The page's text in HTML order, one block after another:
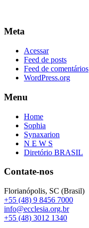
Meta
Acessar
Feed de posts
Feed de comentários
WordPress.org
Menu
Home
Sophia
Synaxarion
N E W S
Diretório BRASIL
Contate-nos
Florianópolis, SC (Brasil)
+55 (48) 9 8456 7000
info@ecclesia.org.br
+55 (48) 3012 1340